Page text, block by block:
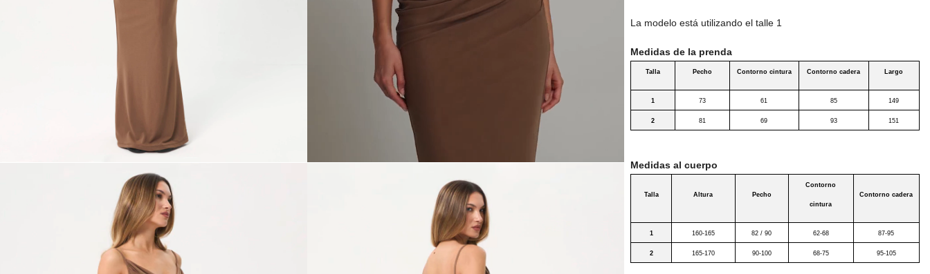
La modelo está utilizando el talle 1
Medidas de la prenda
Talla Pecho Contorno cintura Contorno cadera Largo
1 73 61 85 149
2 81 69 93 151
Medidas al cuerpo
Talla Altura Pecho
Contorno
cintura
Contorno cadera
1 160-165 82 / 90 62-68 87-95
2 165-170 90-100 68-75 95-105